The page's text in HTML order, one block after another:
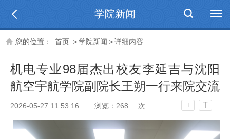
学院新闻
您的位置： 首页 >学院新闻 >详细内容
机电专业98届杰出校友李延吉与沈阳
航空宇航学院副院长王朔一行来院交流
2026-05-27 11:53:16 浏览： 268 次 T T